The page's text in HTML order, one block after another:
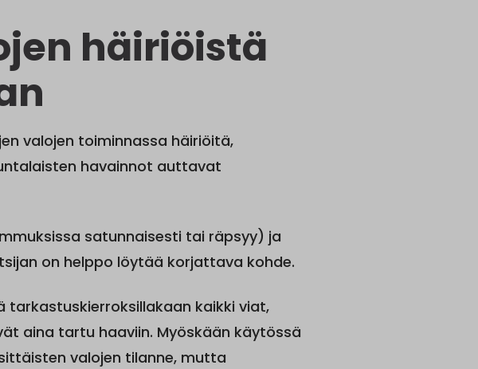
häiriöistä
valojen toiminnassa häiriöitä,
havainnot auttavat
satunnaisesti tai räpsyy) ja
on helppo löytää korjattava kohde.
kaikki viat,
aina tartu haaviin. Myöskään käytössä
valojen tilanne, mutta